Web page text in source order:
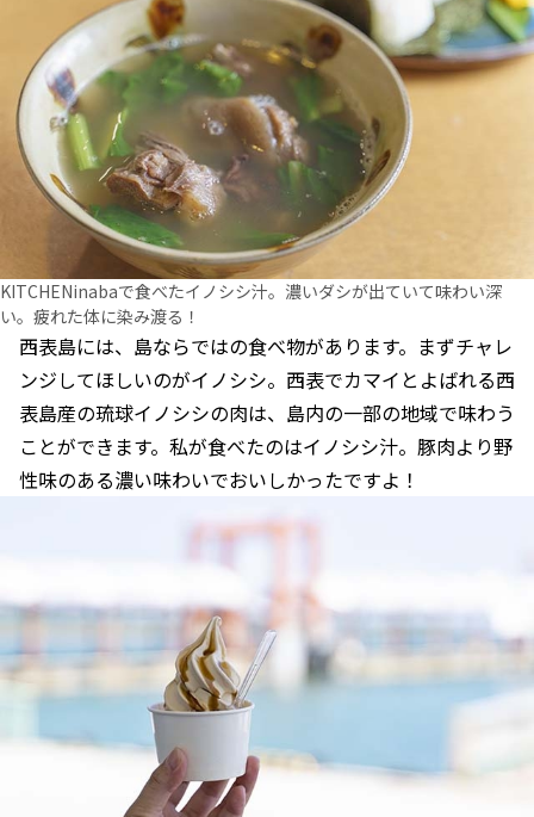
KITCHENinabaで食べたイノシシ汁。濃いダシが出ていて味わい深
い。疲れた体に染み渡る！
西表島には、島ならではの食べ物があります。まずチャレ
ンジしてほしいのがイノシシ。西表でカマイとよばれる西
表島産の琉球イノシシの肉は、島内の一部の地域で味わう
ことができます。私が食べたのはイノシシ汁。豚肉より野
性味のある濃い味わいでおいしかったですよ！